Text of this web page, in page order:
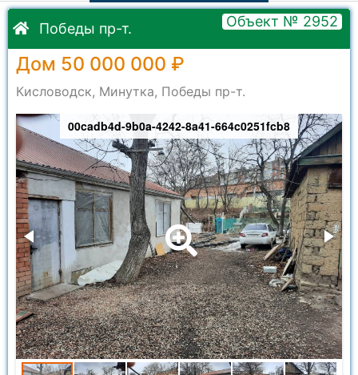
Победы пр-т. Объект № 2952
Дом 50 000 000 ₽
Кисловодск, Минутка, Победы пр-т.
00cadb4d-9b0a-4242-8a41-664c0251fcb8